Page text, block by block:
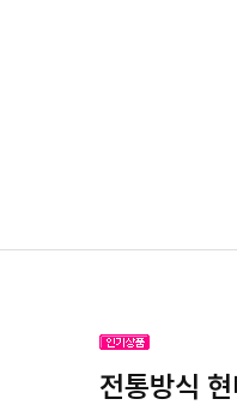
전통방식